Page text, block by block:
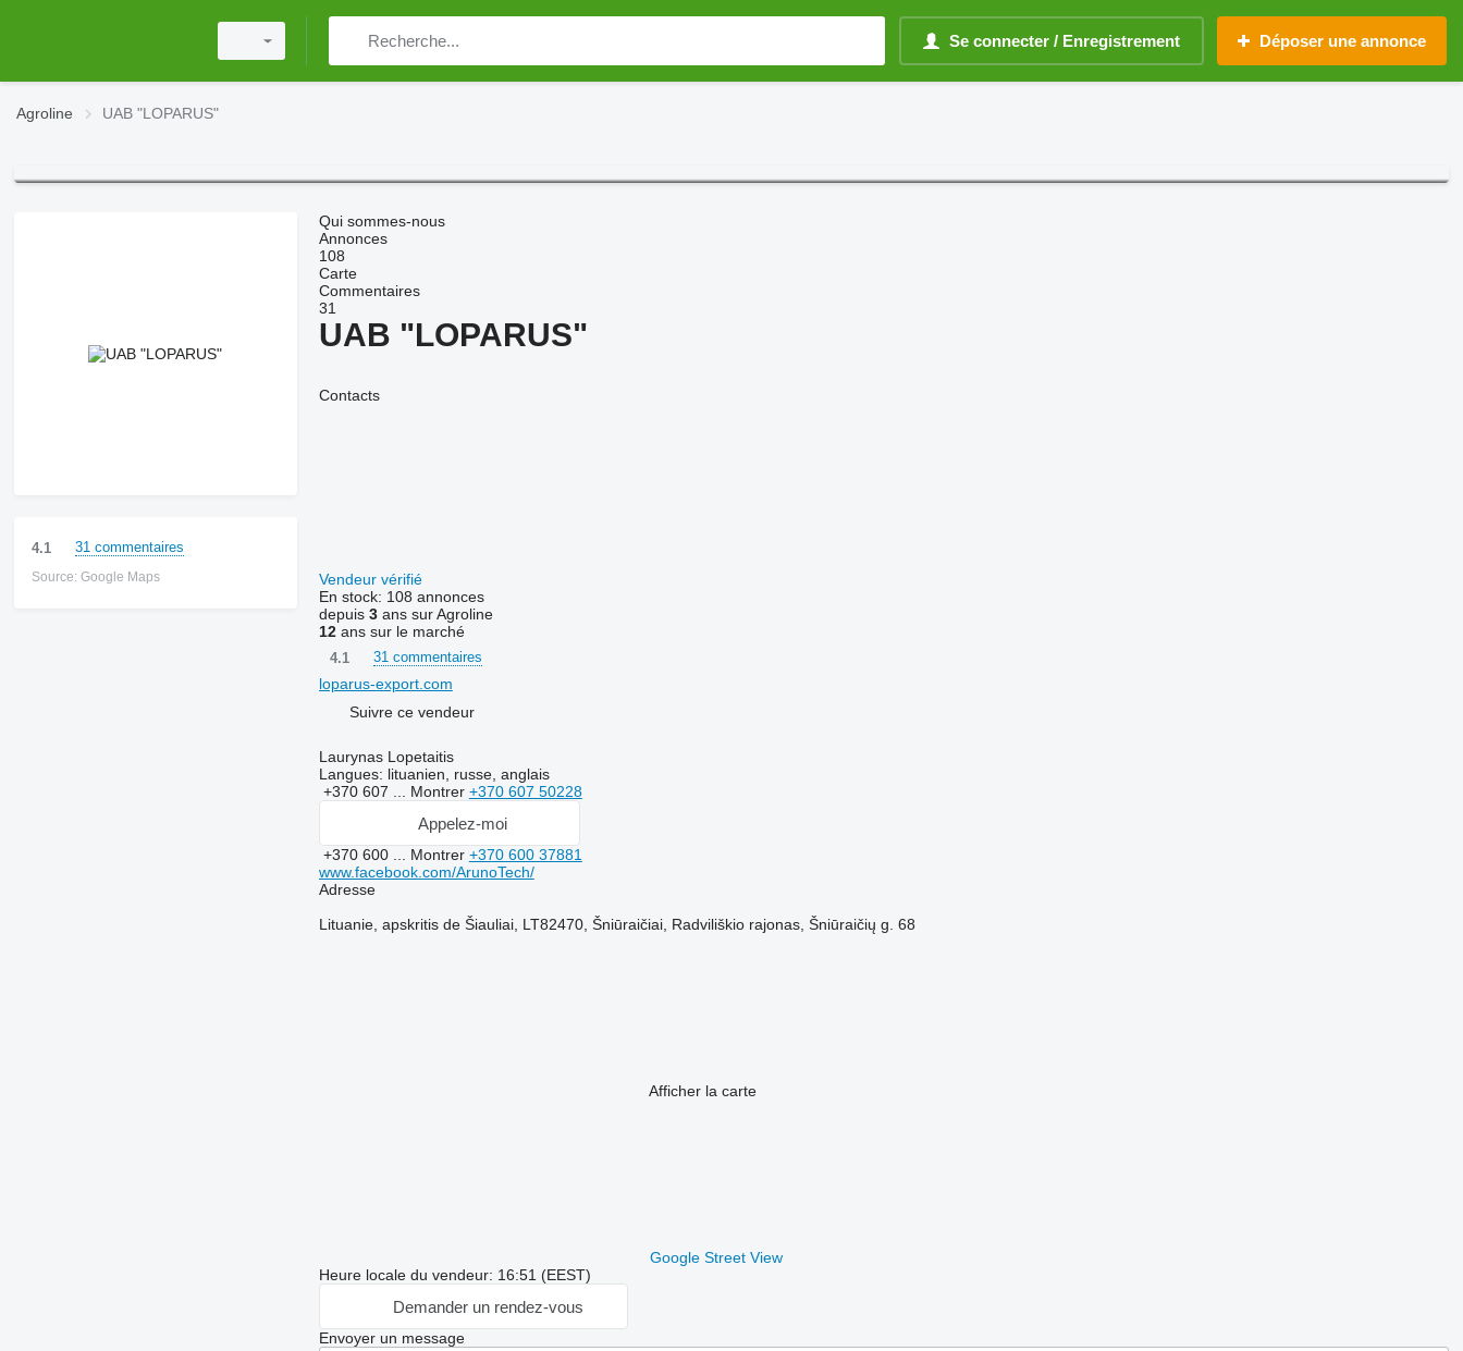
Se connecter / Enregistrement Déposer une annonce
Agroline UAB "LOPARUS"
4.1 31 commentaires
Source: Google Maps
Qui sommes-nous
Annonces
108
Carte
Commentaires
31
UAB "LOPARUS"
Contacts
Vendeur vérifié
En stock: 108 annonces
depuis 3ans sur Agroline
12ans sur le marché
4.1 31 commentaires
loparus-export.com
Suivre ce vendeur
Laurynas Lopetaitis
Langues: lituanien, russe, anglais
+370 607 ... Montrer +370 607 50228
Appelez-moi
+370 600 ... Montrer +370 600 37881
www.facebook.com/ArunoTech/
Adresse
Lituanie, apskritis de Šiauliai, LT82470, Šniūraičiai, Radviliškio rajonas, Šniūraičių g. 68
Afficher la carte
Google Street View
Heure locale du vendeur: 16:51 (EEST)
Demander un rendez-vous
Envoyer un message